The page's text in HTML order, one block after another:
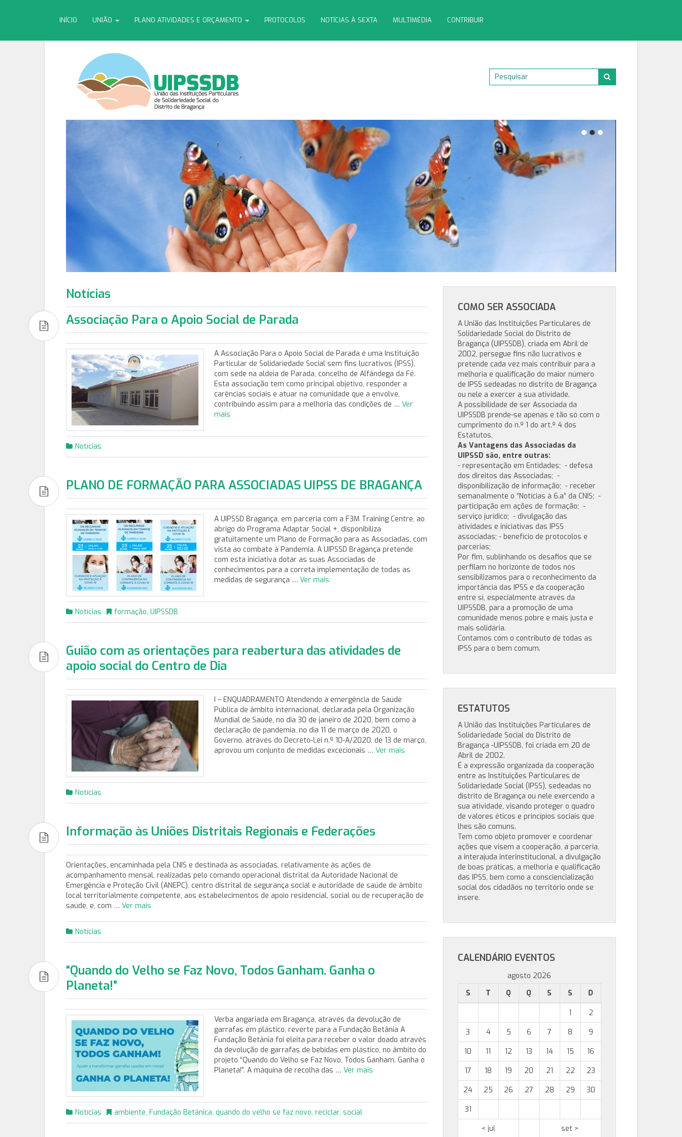
INÍCIO UNIÃO PLANO ATIVIDADES E ORÇAMENTO PROTOCOLOS NOTÍCIAS À SEXTA MULTIMÉDIA CONTRIBUIR
Notícias
Associação Para o Apoio Social de Parada
A Associação Para o Apoio Social de Parada é uma Instituição
Particular de Solidariedade Social sem fins lucrativos (IPSS),
com sede na aldeia de Parada, concelho de Alfândega da Fé.
Esta associação tem como principal objetivo, responder a
carências sociais e atuar na comunidade que a envolve,
contribuindo assim para a melhoria das condições de … Ver
mais
Notícias
PLANO DE FORMAÇÃO PARA ASSOCIADAS UIPSS DE BRAGANÇA
A UIPSSD Bragança, em parceria com a F3M Training Centre, ao
abrigo do Programa Adaptar Social +, disponibiliza
gratuitamente um Plano de Formação para as Associadas, com
vista ao combate à Pandemia. A UIPSSD Bragança pretende
com esta iniciativa dotar as suas Associadas de
conhecimentos para a correta implementação de todas as
medidas de segurança … Ver mais
Notícias formação, UIPSSDB
Guião com as orientações para reabertura das atividades de
apoio social do Centro de Dia
I – ENQUADRAMENTO Atendendo à emergência de Saúde
Pública de âmbito internacional, declarada pela Organização
Mundial de Saúde, no dia 30 de janeiro de 2020, bem como à
declaração de pandemia, no dia 11 de março de 2020, o
Governo, através do Decreto-Lei n.º 10-A/2020, de 13 de março,
aprovou um conjunto de medidas excecionais … Ver mais
Notícias
Informação às Uniões Distritais Regionais e Federações
Orientações, encaminhada pela CNIS e destinada às associadas, relativamente às ações de
acompanhamento mensal, realizadas pelo comando operacional distrital da Autoridade Nacional de
Emergência e Proteção Civil (ANEPC), centro distrital de segurança social e autoridade de saúde de âmbito
local territorialmente competente, aos estabelecimentos de apoio residencial, social ou de recuperação de
saúde, e, com … Ver mais
Notícias
“Quando do Velho se Faz Novo, Todos Ganham. Ganha o
Planeta!”
Verba angariada em Bragança, através da devolução de
garrafas em plástico, reverte para a Fundação Betânia A
Fundação Betânia foi eleita para receber o valor doado através
da devolução de garrafas de bebidas em plástico, no âmbito do
projeto “Quando do Velho se Faz Novo, Todos Ganham. Ganha o
Planeta!”. A máquina de recolha das … Ver mais
Notícias ambiente, Fundação Betânica, quando do velho se faz novo, reciclar, social
COMO SER ASSOCIADA
A União das Instituições Particulares de
Solidariedade Social do Distrito de
Bragança (UIPSSDB), criada em Abril de
2002, persegue fins não lucrativos e
pretende cada vez mais contribuir para a
melhoria e qualificação do maior número
de IPSS sedeadas no distrito de Bragança
ou nele a exercer a sua atividade.
A possibilidade de ser Associada da
UIPSSDB prende-se apenas e tão só com o
cumprimento do n.º 1 do art.º 4 dos
Estatutos,
As Vantagens das Associadas da
UIPSSD são, entre outras:
- representação em Entidades; - defesa
dos direitos das Associadas; -
disponibilização de informação; - receber
semanalmente o “Notícias à 6.a” da CNIS; -
participação em ações de formação; -
serviço jurídico; - divulgação das
atividades e iniciativas das IPSS
associadas; - benefício de protocolos e
parcerias;
Por fim, sublinhando os desafios que se
perfilam no horizonte de todos nós
sensibilizamos para o reconhecimento da
importância das IPSS e da cooperação
entre si, especialmente através da
UIPSSDB, para a promoção de uma
comunidade menos pobre e mais justa e
mais solidária.
Contamos com o contributo de todas as
IPSS para o bem comum.
ESTATUTOS
A União das Instituições Particulares de
Solidariedade Social do Distrito de
Bragança -UIPSSDB, foi criada em 20 de
Abril de 2002.
É a expressão organizada da cooperação
entre as Instituições Particulares de
Solidariedade Social (IPSS), sedeadas no
distrito de Bragança ou nele exercendo a
sua atividade, visando proteger o quadro
de valores éticos e princípios sociais que
lhes são comuns.
Tem como objeto promover e coordenar
ações que visem a cooperação, a parceria,
a interajuda interinstitucional, a divulgação
de boas práticas, a melhoria e qualificação
das IPSS, bem como a consciencialização
social dos cidadãos no território onde se
insere.
CALENDÁRIO EVENTOS
agosto 2026
S
T Q Q S S D
1
2
3
4 5 6 7 8
9
10
11 12 13 14 15
16
17
18 19 20 21 22
23
24
25 26 27 28 29
30
31
< jul
set >